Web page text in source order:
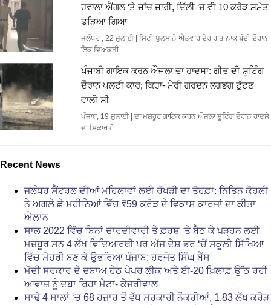
ਹਵਾਲਾ ਐਂਗਲ ‘ਤੇ ਜਾਂਚ ਜਾਰੀ, ਦਿੱਲੀ ‘ਚ ਵੀ 10 ਕਰੋੜ ਸਮੇਤ
ਫੜਿਆ ਗਿਆ
ਜਲੰਧਰ , 22 ਜੁਲਾਈ | ਸਿਟੀ ਪੁਲਸ ਨੇ ਐਤਵਾਰ ਦੇਰ ਰਾਤ ਨਾਕਾਬੰਦੀ ਦੌਰਾਨ
ਇਕ ਵਿਅਕਤੀ…
ਪੰਜਾਬੀ ਗਾਇਕ ਕਰਨ ਔਜਲਾ ਦਾ ਹਾਦਸਾ: ਗੀਤ ਦੀ ਸ਼ੂਟਿੰਗ
ਦੌਰਾਨ ਪਲਟੀ ਕਾਰ; ਕਿਹਾ- ਮੇਰੀ ਗਰਦਨ ਲਗਭਗ ਟੁੱਟਣ
ਵਾਲੀ ਸੀ
ਪੰਜਾਬ, 19 ਜੁਲਾਈ | ਦਾ ਮਸ਼ਹੂਰ ਗਾਇਕ ਕਰਨ ਔਜਲਾ ਸ਼ੂਟਿੰਗ ਦੌਰਾਨ ਹਾਦਸੇ
ਦਾ ਸ਼ਿਕਾਰ ਹੋ…
Recent News
ਜਲੰਧਰ ਸੈਂਟਰਲ ਦੀਆਂ ਮਹਿਲਾਵਾਂ ਲਈ ਰੱਖੜੀ ਦਾ ਤੋਹਫ਼ਾ: ਨਿਤਿਨ ਕੋਹਲੀ
ਨੇ ਅਗਲੇ ਛੇ ਮਹੀਨਿਆਂ ਵਿੱਚ ₹59 ਕਰੋੜ ਦੇ ਵਿਕਾਸ ਕਾਰਜਾਂ ਦਾ ਕੀਤਾ
ਐਲਾਨ
ਸਾਲ 2022 ਵਿੱਚ ਬਿਨਾਂ ਚਾਰਦੀਵਾਰੀ ਤੇ ਫ਼ਰਸ਼ ‘ਤੇ ਬੈਠ ਕੇ ਪੜ੍ਹਨ ਲਈ
ਮਜ਼ਬੂਰ ਸਨ 4 ਲੱਖ ਵਿਦਿਆਰਥੀ ਪਰ ਅੱਜ ਦੇਸ਼ ਭਰ ‘ਚੋਂ ਸਕੂਲੀ ਸਿੱਖਿਆ
ਵਿੱਚ ਮੋਹਰੀ ਬਣ ਕੇ ਉਭਰਿਆ ਪੰਜਾਬ: ਹਰਜੋਤ ਸਿੰਘ ਬੈਂਸ
ਮੋਦੀ ਸਰਕਾਰ ਦੇ ਦਬਾਅ ਹੇਠ ਪੇਪਰ ਲੀਕ ਅਤੇ ਈ-20 ਖ਼ਿਲਾਫ਼ ਉੱਠ ਰਹੀ
ਆਵਾਜ਼ ਨੂੰ ਦਬਾ ਰਿਹਾ ਮੇਟਾ- ਕੇਜਰੀਵਾਲ
ਸਾਢੇ 4 ਸਾਲਾਂ ‘ਚ 68 ਹਜ਼ਾਰ ਤੋਂ ਵੱਧ ਸਰਕਾਰੀ ਨੌਕਰੀਆਂ, 1.83 ਲੱਖ ਕਰੋੜ